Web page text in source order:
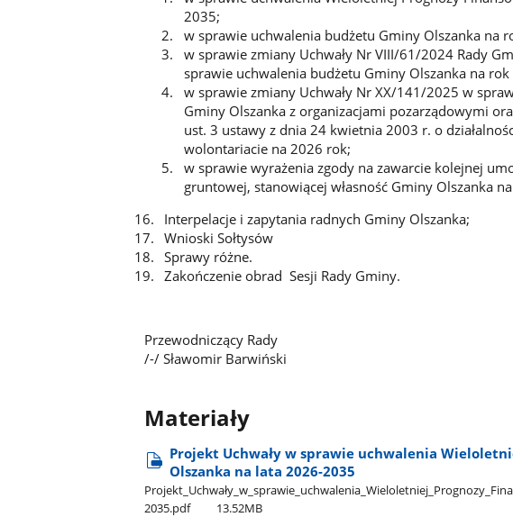
2035;
w sprawie uchwalenia budżetu Gminy Olszanka na
w sprawie zmiany Uchwały Nr VIII/61/2024 Rady
sprawie uchwalenia budżetu Gminy Olszanka na rok
w sprawie zmiany Uchwały Nr XX/141/2025 w
Gminy Olszanka z organizacjami pozarządowymi
ust. 3 ustawy z dnia 24 kwietnia 2003 r. o
wolontariacie na 2026 rok;
w sprawie wyrażenia zgody na zawarcie kolejnej
gruntowej, stanowiącej własność Gminy Olszanka
Interpelacje i zapytania radnych Gminy Olszanka;
Wnioski Sołtysów
Sprawy różne.
Zakończenie obrad Sesji Rady Gminy.
Przewodniczący Rady
/-/ Sławomir Barwiński
Materiały
Projekt Uchwały w sprawie uchwalenia
Olszanka na lata 2026-2035
2035.pdf
13.52MB